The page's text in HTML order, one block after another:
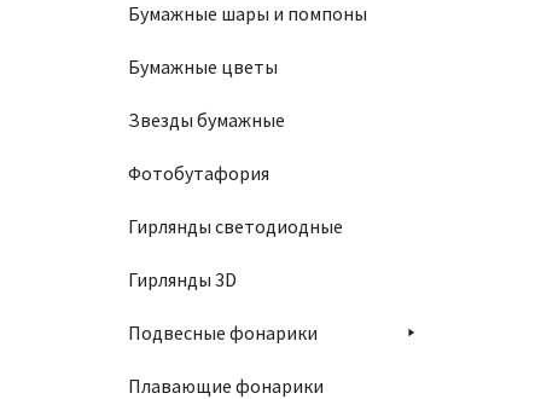
Бумажные шары и помпоны
Бумажные цветы
Звезды бумажные
Фотобутафория
Гирлянды светодиодные
Гирлянды 3D
Подвесные фонарики
Плавающие фонарики